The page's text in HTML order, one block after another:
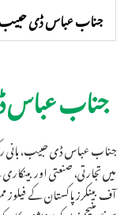
جناب
جناب عباس ڈی حبیب، بانی رکن
آف بینکرز پاکستان کے